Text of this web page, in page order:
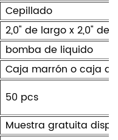
Cepillado
2,0" de largo x 2,0" de
bomba de liquido
Caja marrón o caja
50 pcs
Muestra gratuita